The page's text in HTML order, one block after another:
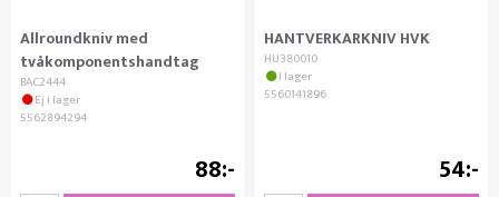
Allroundkniv med
tvåkomponentshandtag
BAC2444
Ej i lager
5562894294
88
HANTVERKARKNIV HVK
HU380010
I lager
5560141896
54